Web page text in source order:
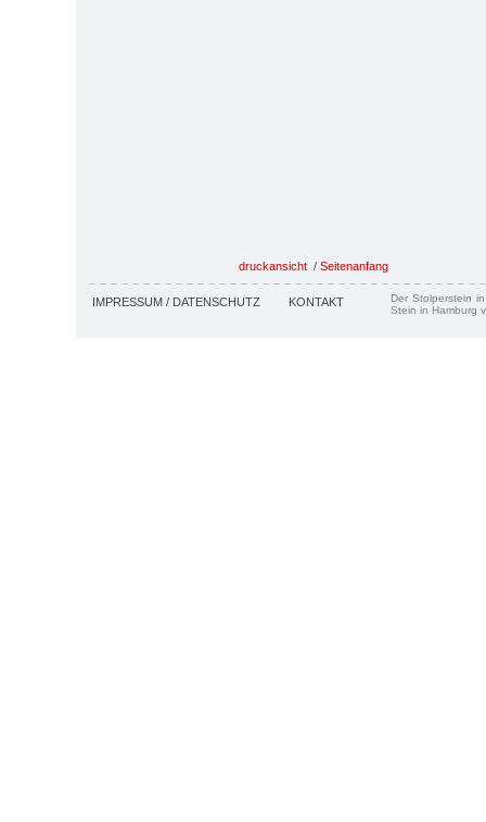
druckansicht / Seitenanfang
IMPRESSUM / DATENSCHUTZ KONTAKT
Der Stolperstein
Stein in Hamburg